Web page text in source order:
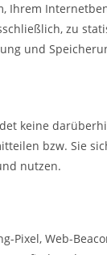
zu
und
keine
bzw. Sie
nutzen.
Pixel, Web-